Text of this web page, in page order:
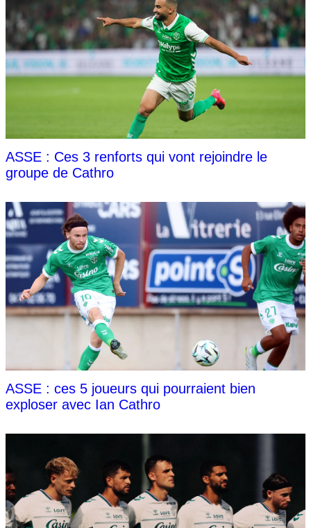
ASSE : Ces 3 renforts qui vont rejoindre le
groupe de Cathro
ASSE : ces 5 joueurs qui pourraient bien
exploser avec Ian Cathro